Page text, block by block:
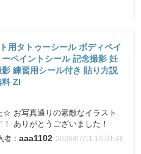
用タトゥーシール ボディペイ
ペイントシール 記念撮影 妊
練習用シール付き 貼り方説
ZI
☆ お写真通りの素敵なイラスト
ありがとうございました！
aaa1102 2026/07/11 16:01:46